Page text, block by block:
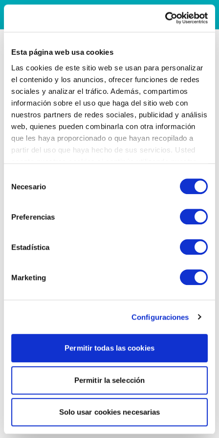
Esta página web usa cookies
Las cookies de este sitio web se usan para personalizar
el contenido y los anuncios, ofrecer funciones de redes
sociales y analizar el tráfico. Además, compartimos
información sobre el uso que haga del sitio web con
nuestros partners de redes sociales, publicidad y análisis
web, quienes pueden combinarla con otra información
que les haya proporcionado o que hayan recopilado a
partir del uso que haya hecho de sus servicios. Usted
Necesario
Preferencias
Estadística
Marketing
Configuraciones
Permitir todas las cookies
Permitir la selección
Solo usar cookies necesarias